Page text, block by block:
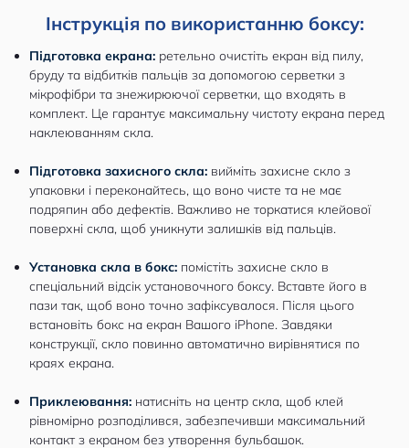
Інструкція по використанню боксу:
Підготовка екрана: ретельно очистіть екран від пилу,
бруду та відбитків пальців за допомогою серветки з
мікрофібри та знежирюючої серветки, що входять в
комплект. Це гарантує максимальну чистоту екрана перед
наклеюванням скла.
Підготовка захисного скла: вийміть захисне скло з
упаковки і переконайтесь, що воно чисте та не має
подряпин або дефектів. Важливо не торкатися клейової
поверхні скла, щоб уникнути залишків від пальців.
Установка скла в бокс: помістіть захисне скло в
спеціальний відсік установочного боксу. Вставте його в
пази так, щоб воно точно зафіксувалося. Після цього
встановіть бокс на екран Вашого iPhone. Завдяки
конструкції, скло повинно автоматично вирівнятися по
краях екрана.
Приклеювання: натисніть на центр скла, щоб клей
рівномірно розподілився, забезпечивши максимальний
контакт з екраном без утворення бульбашок.